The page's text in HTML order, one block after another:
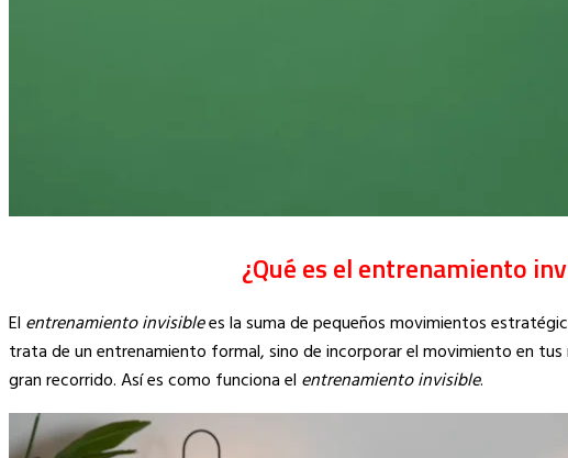
¿Qué es el entrenamiento
El entrenamiento invisiblees la suma de pequeños movimientos
trata de un entrenamiento formal, sino de incorporar el movimiento en
gran recorrido. Así es como funciona el entrenamiento invisible.